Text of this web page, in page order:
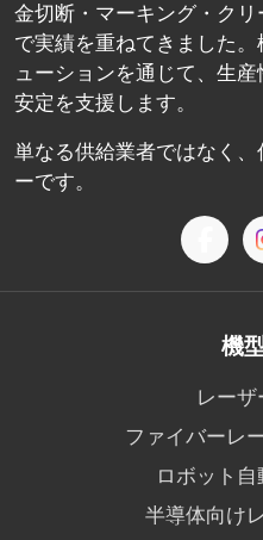
金切断・マーキング・ク
で実績を重ねてきました
ューションを通じて、生
安定を支援します。
単なる供給業者ではなく
ーです。
機
レー
ファイバーレ
ロボット
半導体向け